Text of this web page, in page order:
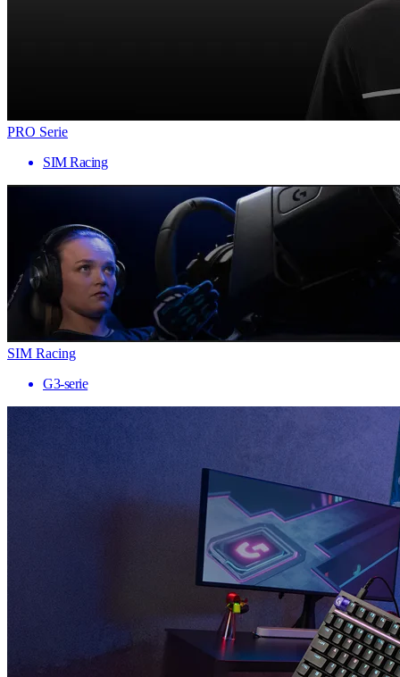
PRO Serie
SIM Racing
SIM Racing
G3-serie